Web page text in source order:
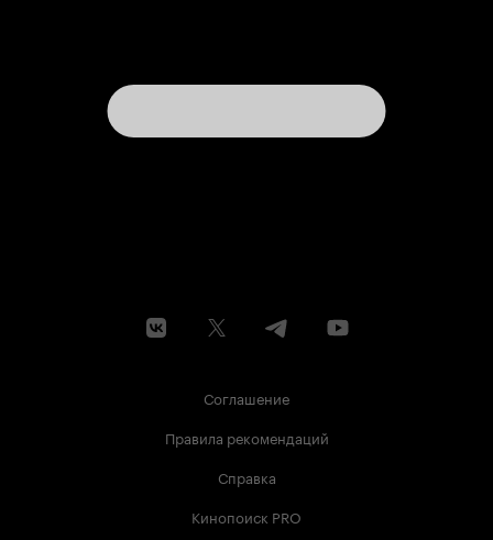
Соглашение
Правила рекомендаций
Справка
Кинопоиск PRO